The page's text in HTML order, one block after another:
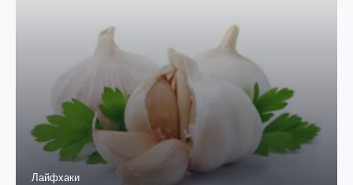
Лайфхаки